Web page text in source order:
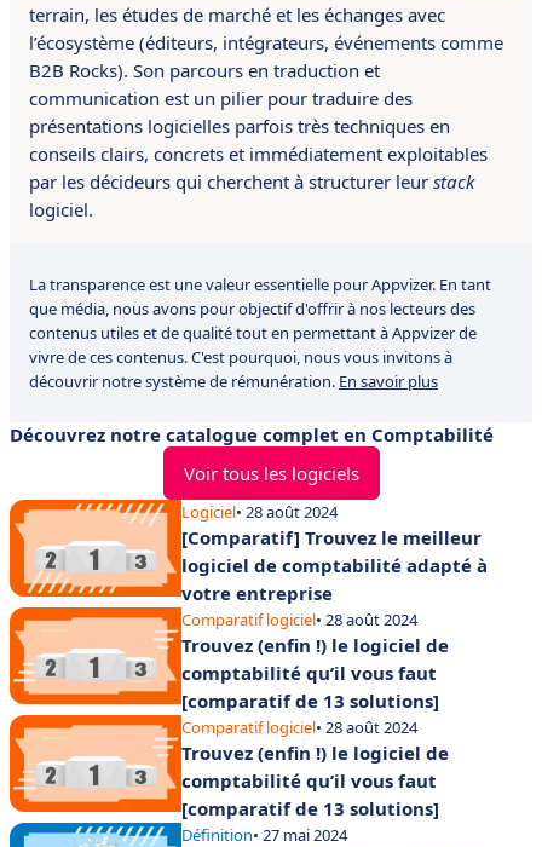
terrain, les études de marché et les échanges avec
l’écosystème (éditeurs, intégrateurs, événements comme
B2B Rocks). Son parcours en traduction et
communication est un pilier pour traduire des
présentations logicielles parfois très techniques en
conseils clairs, concrets et immédiatement exploitables
par les décideurs qui cherchent à structurer leur stack
logiciel.
La transparence est une valeur essentielle pour Appvizer. En tant
que média, nous avons pour objectif d'offrir à nos lecteurs des
contenus utiles et de qualité tout en permettant à Appvizer de
vivre de ces contenus. C'est pourquoi, nous vous invitons à
découvrir notre système de rémunération. En savoir plus
Découvrez notre catalogue complet en Comptabilité
Voir tous les logiciels
Logiciel• 28 août 2024
[Comparatif] Trouvez le meilleur
logiciel de comptabilité adapté à
votre entreprise
Comparatif logiciel• 28 août 2024
Trouvez (enfin !) le logiciel de
comptabilité qu’il vous faut
[comparatif de 13 solutions]
Comparatif logiciel• 28 août 2024
Trouvez (enfin !) le logiciel de
comptabilité qu’il vous faut
[comparatif de 13 solutions]
Définition• 27 mai 2024